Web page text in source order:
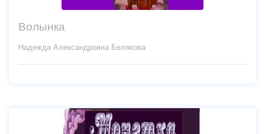
Волынка
Надежда Александровна Белякова